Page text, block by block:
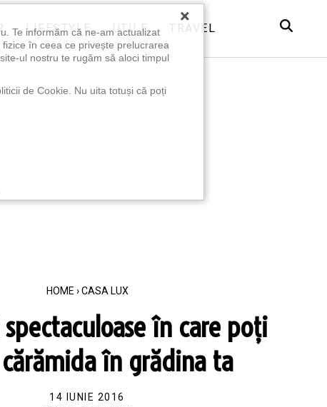
LIFESTYLE UTILE TRAVEL
HOME › CASA LUX
în care poți
în grădina ta
14 IUNIE 2016
×
Te informăm că ne-am actualizat
în ceea ce privește prelucrarea
ul nostru te rugăm să aloci timpul
de Cookie. Nu uita totuși că poți